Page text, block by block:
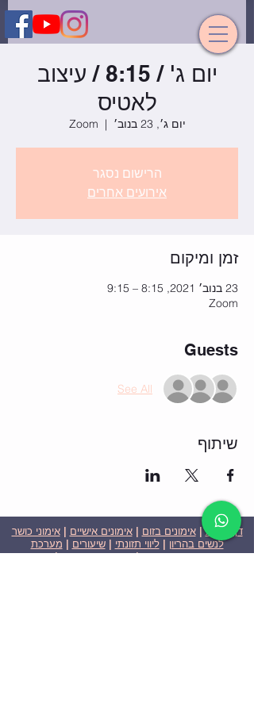
יום ג' / 8:15 / עיצוב
לאטיס
יום ג׳, 23 בנוב׳
  |
Zoom
הרישום נסגר
אירועים אחרים
זמן ומיקום
23 בנוב׳ 2021, 8:15 – 9:15
Zoom
Guests
See All
שיתוף
דף הבית|אימונים בזום |אימונים אישיים |אימוני כושר
לנשים בהריון |ליווי תזונתי |שיעורים | מערכת
שבועית-אימונים בזום|תוכניות ומחירים|סרטוני